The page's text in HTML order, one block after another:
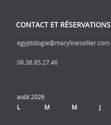
CONTACT ET RÉSERVATIONS
egyptologie@marylinesellier.com
06.38.85.27.46
août 2026
L
M M J